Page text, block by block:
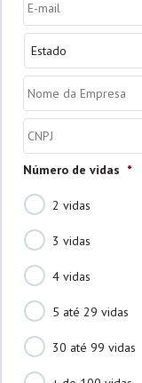
mail *
da
Empresa *
Número de vidas *
2 vidas
3 vidas
4 vidas
5 até 29 vidas
30 até 99 vidas